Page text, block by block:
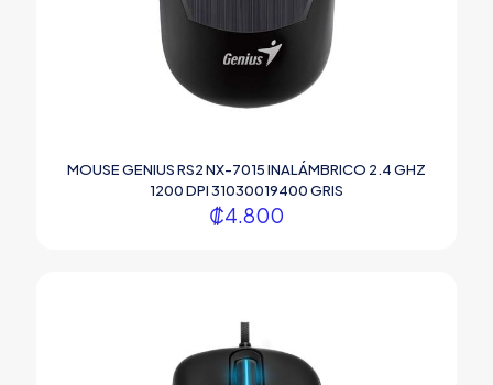
MOUSE GENIUS RS2 NX-7015 INALÁMBRICO 2.4 GHZ
1200 DPI 31030019400 GRIS
₡4.800